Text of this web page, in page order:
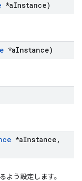
*aInstance)
*aInstance)
*aInstance ,
よう設定します。